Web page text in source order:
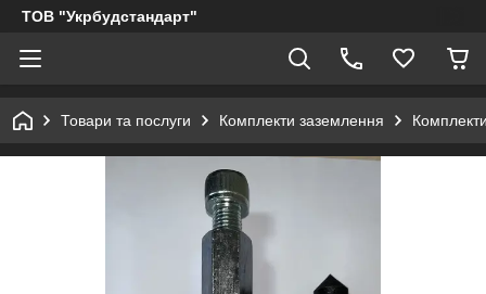
ТОВ "Укрбудстандарт"
Товари та послуги Комплекти заземлення